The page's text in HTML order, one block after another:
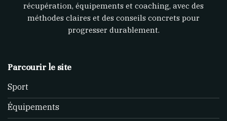
récupération, équipements et coaching, avec des
méthodes claires et des conseils concrets pour
progresser durablement.
Parcourir le site
Sport
Équipements